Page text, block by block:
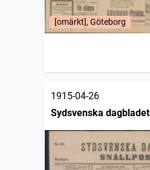
[omärkt], Göteborg
1915-04-26
Sydsvenska dagbladet